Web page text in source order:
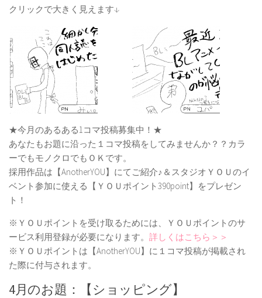
クリックで大きく見えます↓
★今月のあるある1コマ投稿募集中！★
あなたもお題に沿った１コマ投稿をしてみませんか？？カラ
ーでもモノクロでもＯＫです。
採用作品は【AnotherYOU】にてご紹介♪＆スタジオＹＯＵのイ
ベント参加に使える【ＹＯＵポイント390point】をプレゼン
ト！
※ＹＯＵポイントを受け取るためには、ＹＯＵポイントのサ
ービス利用登録が必要になります。 詳しくはこちら＞＞
※ＹＯＵポイントは【AnotherYOU】に１コマ投稿が掲載され
た際に付与されます。
4月のお題：【ショッピング】